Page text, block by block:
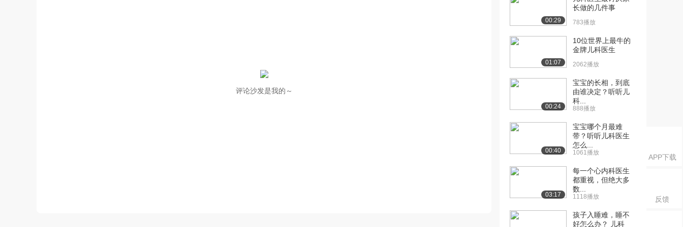
APP下载
反馈
评论沙发是我的～
00:29
长做的几件事
783播放
01:07
10位世界上最牛的
金牌儿科医生
2062播放
00:24
宝宝的长相，到底
由谁决定？听听儿
科...
888播放
00:40
宝宝哪个月最难
带？听听儿科医生
怎么...
1061播放
03:17
每一个心内科医生
都重视，但绝大多
数...
1118播放
孩子入睡难，睡不
好怎么办？ 儿科